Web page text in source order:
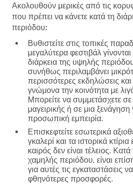
Ακολουθούν μερικές από τις
που πρέπει να κάνετε κατά τη
περιόδου:
Βυθιστείτε στις τοπικές
μεγαλύτερα φεστιβάλ
διάρκεια της υψηλής
συνήθως περιλαμβάνει
περισσότερες εκδηλώσεις
γνώμονα την κοινότητα με
Μπορείτε να συμμετάσχετε
μαγειρικής ή σε μια ξενάγηση
προσωπική εμπειρία.
Επισκεφτείτε εσωτερικά
γκαλερί και τα ιστορικά κτίρια
καιρός δεν είναι τέλειος.
χαμηλής περιόδου, είναι
για αυτές τις εγκαταστάσεις
φθηνότερες προσφορές.